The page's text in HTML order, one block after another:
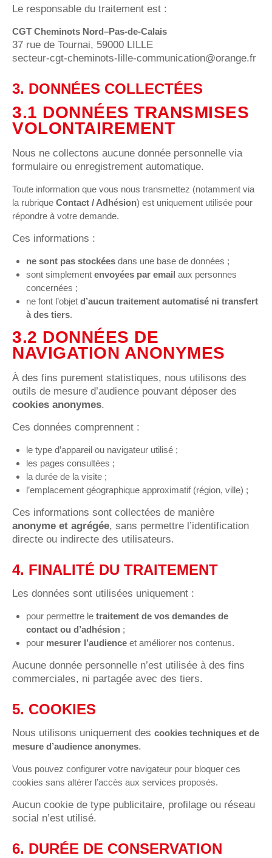
Le responsable du traitement est :
CGT Cheminots Nord–Pas-de-Calais
37 rue de Tournai, 59000 LILLE
secteur-cgt-cheminots-lille-communication@orange.fr
3. DONNÉES COLLECTÉES
3.1 DONNÉES TRANSMISES
VOLONTAIREMENT
Nous ne collectons aucune donnée personnelle via
formulaire ou enregistrement automatique.
Toute information que vous nous transmettez (notamment via
la rubrique Contact / Adhésion) est uniquement utilisée pour
répondre à votre demande.
Ces informations :
ne sont pas stockéesdans une base de données ;
sont simplement envoyées par email aux personnes
concernées ;
ne font l’objet d’aucun traitement automatisé ni transfert
à des tiers.
3.2 DONNÉES DE
NAVIGATION ANONYMES
À des fins purement statistiques, nous utilisons des
outils de mesure d’audience pouvant déposer des
cookies anonymes.
Ces données comprennent :
le type d’appareil ou navigateur utilisé ;
les pages consultées ;
la durée de la visite ;
l’emplacement géographique approximatif (région, ville) ;
Ces informations sont collectées de manière
anonyme et agrégée, sans permettre l’identification
directe ou indirecte des utilisateurs.
4. FINALITÉ DU TRAITEMENT
Les données sont utilisées uniquement :
pour permettre le traitement de vos demandes de
contact ou d’adhésion;
pour mesurer l’audienceet améliorer nos contenus.
Aucune donnée personnelle n’est utilisée à des fins
commerciales, ni partagée avec des tiers.
5. COOKIES
Nous utilisons uniquement des cookies techniques et de
mesure d’audience anonymes.
Vous pouvez configurer votre navigateur pour bloquer ces
cookies sans altérer l’accès aux services proposés.
Aucun cookie de type publicitaire, profilage ou réseau
social n’est utilisé.
6. DURÉE DE CONSERVATION